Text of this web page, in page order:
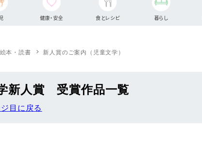
健康・安全 食とレシピ 暮らし
絵本・読書 新人賞のご案内（児童文学）
新人賞 受賞作品一覧
目に戻る